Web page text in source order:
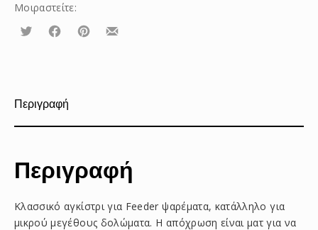
Μοιραστείτε:
Τουίτα ΜοιραστείτεΜοιραστείτεΜοιραστείτε
Περιγραφή
Περιγραφή
Κλασσικό αγκίστρι για Feeder ψαρέματα, κατάλληλο για
μικρού μεγέθους δολώματα. Η απόχρωση είναι ματ για να